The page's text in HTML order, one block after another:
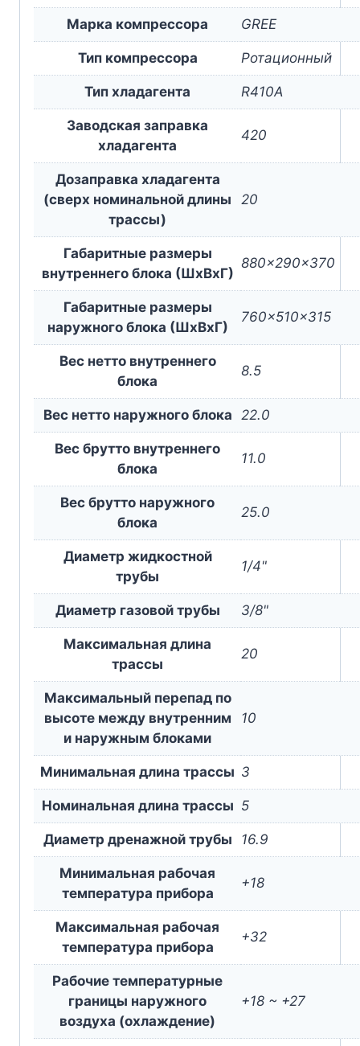
Марка компрессора GREE
Тип компрессора Ротационный
Тип хладагента R410A
Заводская заправка
хладагента
420
Дозаправка хладагента
(сверх номинальной длины
трассы)
20
Габаритные размеры
внутреннего блока (ШxВxГ)
880x290x370
Габаритные размеры
наружного блока (ШxВxГ)
760x510x315
Вес нетто внутреннего
блока
8.5
Вес нетто наружного блока 22.0
Вес брутто внутреннего
блока
11.0
Вес брутто наружного
блока
25.0
Диаметр жидкостной
трубы
1/4"
Диаметр газовой трубы 3/8"
Максимальная длина
трассы
20
Максимальный перепад по
высоте между внутренним
и наружным блоками
10
Минимальная длина трассы 3
Номинальная длина трассы 5
Диаметр дренажной трубы 16.9
Минимальная рабочая
температура прибора
+18
Максимальная рабочая
температура прибора
+32
Рабочие температурные
границы наружного
воздуха (охлаждение)
+18 ~ +27